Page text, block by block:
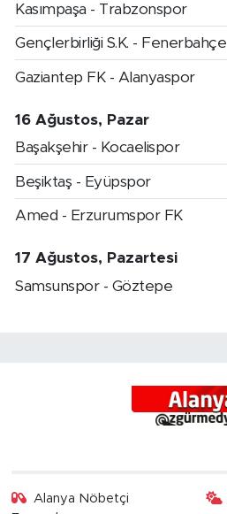
Kasımpaşa - Trabzonspor
Gençlerbirliği S.K. - Fenerbahçe
Gaziantep FK - Alanyaspor
16 Ağustos, Pazar
Başakşehir - Kocaelispor
Beşiktaş - Eyüpspor
Amed - Erzurumspor FK
17 Ağustos, Pazartesi
Samsunspor - Göztepe
Alanya Nöbetçi